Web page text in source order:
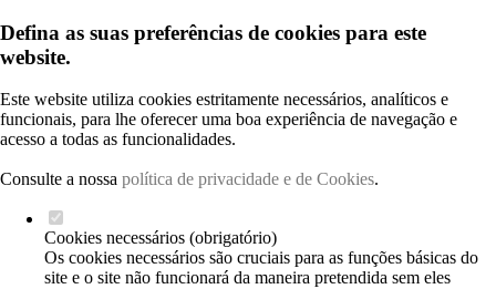
Defina as suas preferências de cookies para este
website.
Este website utiliza cookies estritamente necessários, analíticos e
funcionais, para lhe oferecer uma boa experiência de navegação e
acesso a todas as funcionalidades.
Consulte a nossa política de privacidade e de Cookies.
Cookies necessários (obrigatório)
Os cookies necessários são cruciais para as funções básicas do
site e o site não funcionará da maneira pretendida sem eles